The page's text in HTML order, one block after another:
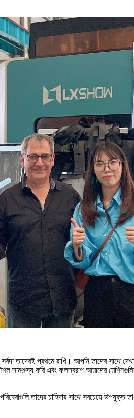
প্রথমে রাখি। আপনি তাদের সাথে দেখা
করি এবং ফলস্বরূপ আমাদের
তাদের চাহিদার সাথে সবচেয়ে